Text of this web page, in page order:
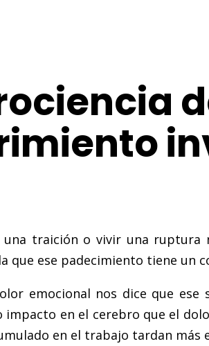
una traición o vivir una
que ese padecimiento tiene un
emocional nos dice que
en el cerebro que el
en el trabajo tardan más